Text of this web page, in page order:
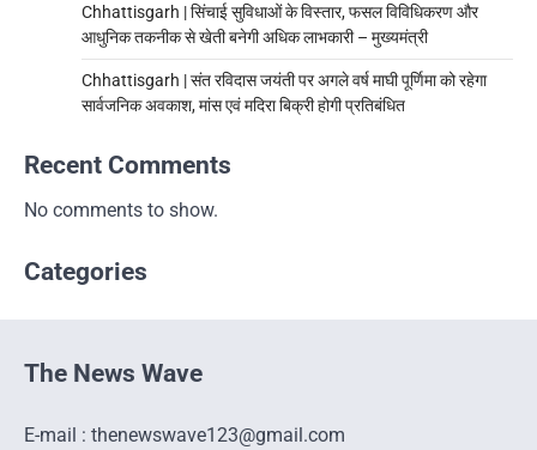
Chhattisgarh | सिंचाई सुविधाओं के विस्तार, फसल विविधिकरण और
आधुनिक तकनीक से खेती बनेगी अधिक लाभकारी – मुख्यमंत्री
Chhattisgarh | संत रविदास जयंती पर अगले वर्ष माघी पूर्णिमा को रहेगा
सार्वजनिक अवकाश, मांस एवं मदिरा बिक्री होगी प्रतिबंधित
Recent Comments
No comments to show.
Categories
The News Wave
E-mail : thenewswave123@gmail.com